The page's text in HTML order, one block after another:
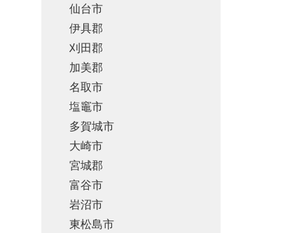
仙台市
伊具郡
刈田郡
加美郡
名取市
塩竈市
多賀城市
大崎市
宮城郡
富谷市
岩沼市
東松島市